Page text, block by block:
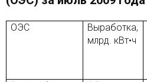
ОЭС
Выработка,
млрд. кВт•ч